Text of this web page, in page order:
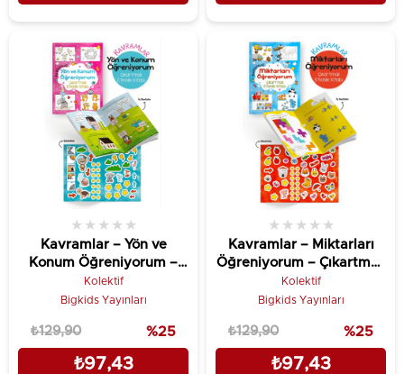
Kavramlar – Yön ve
Konum Öğreniyorum –
Çıkartmalı Etkinlik Kitabı
★ ★ ★ ★ ★
Kolektif
Bigkids Yayınları
₺97,43
₺129,90 %25
Kavramlar – Miktarları
Öğreniyorum – Çıkartmalı
Etkinlik Kitabı
★ ★ ★ ★ ★
Kolektif
Bigkids Yayınları
₺97,43
₺129,90 %25